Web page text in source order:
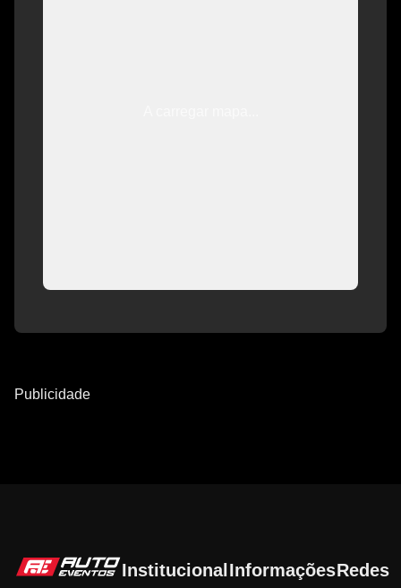
Publicidade
Institucional InformaçõesRedes